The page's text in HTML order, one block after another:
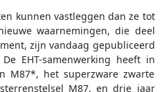
kunnen vastleggen dan ze tot
waarnemingen, die deel
zijn vandaag gepubliceerd
EHT-samenwerking heeft in
M87*, het superzware zwarte
M87, en drie jaar